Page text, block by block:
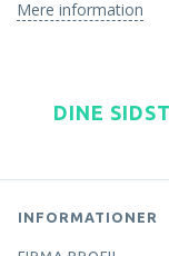
Mere information
DINE
INFORMATIONER